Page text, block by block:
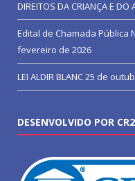
DIREITOS DA CRIANÇA E DO
Edital de Chamada Pública
fevereiro de 2026
LEI ALDIR BLANC25 de
DESENVOLVIDO POR CR2